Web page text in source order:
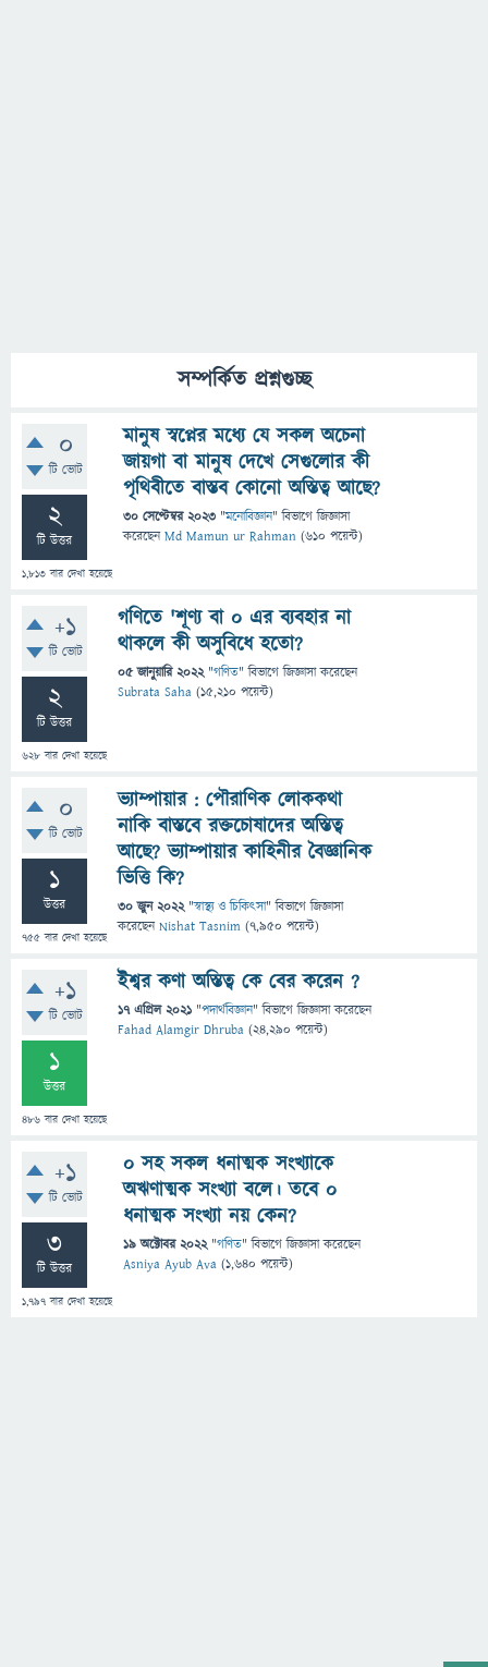
সম্পর্কিত প্রশ্নগুচ্ছ
0
টি ভোট
2
টি উত্তর
1,813 বার দেখা হয়েছে
মানুষ স্বপ্নের মধ্যে যে সকল অচেনা
জায়গা বা মানুষ দেখে সেগুলোর কী
পৃথিবীতে বাস্তব কোনো অস্তিত্ব আছে?
30 সেপ্টেম্বর 2023 "মনোবিজ্ঞান" বিভাগে জিজ্ঞাসা
করেছেনMd Mamun ur Rahman (610 পয়েন্ট)
+1
টি ভোট
2
টি উত্তর
628 বার দেখা হয়েছে
গণিতে 'শূণ্য বা ০ এর ব্যবহার না
থাকলে কী অসুবিধে হতো?
05 জানুয়ারি 2022 "গণিত" বিভাগে জিজ্ঞাসাকরেছেন
Subrata Saha (15,210 পয়েন্ট)
0
টি ভোট
1
উত্তর
755 বার দেখা হয়েছে
ভ্যাম্পায়ার : পৌরাণিক লোককথা
নাকি বাস্তবে রক্তচোষাদের অস্তিত্ব
আছে? ভ্যাম্পায়ার কাহিনীর বৈজ্ঞানিক
ভিত্তি কি?
30 জুন 2022 "স্বাস্থ্য ও চিকিৎসা" বিভাগে জিজ্ঞাসা
করেছেনNishat Tasnim (7,950 পয়েন্ট)
+1
টি ভোট
1
উত্তর
486 বার দেখা হয়েছে
ইশ্বর কণা অস্তিত্ব কে বের করেন ?
17 এপ্রিল 2021 "পদার্থবিজ্ঞান" বিভাগে জিজ্ঞাসাকরেছেন
Fahad Alamgir Dhruba (24,290 পয়েন্ট)
+1
টি ভোট
3
টি উত্তর
1,797 বার দেখা হয়েছে
০ সহ সকল ধনাত্মক সংখ্যাকে
অঋণাত্মক সংখ্যা বলে। তবে ০
ধনাত্মক সংখ্যা নয় কেন?
19 অক্টোবর 2022 "গণিত" বিভাগে জিজ্ঞাসাকরেছেন
Asniya Ayub Ava (1,640 পয়েন্ট)